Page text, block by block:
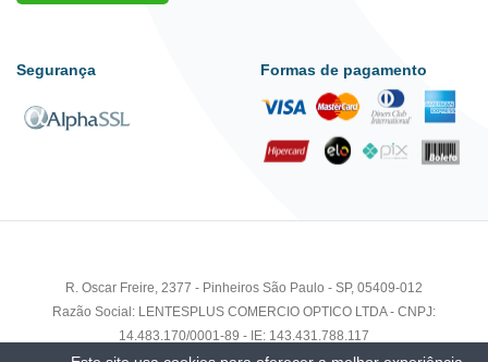
Segurança Formas de pagamento
R. Oscar Freire, 2377 - Pinheiros São Paulo - SP, 05409-012
Razão Social: LENTESPLUS COMERCIO OPTICO LTDA - CNPJ:
14.483.170/0001-89 - IE: 143.431.788.117